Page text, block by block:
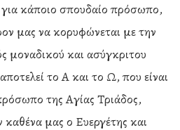
κάποιο σπουδαίο πρόσωπο,
μας να κορυφώνεται με την
μοναδικού και ασύγκριτου
το Α και το Ω, που είναι
της Αγίας Τριάδος,
καθένα μας ο Ευεργέτης και